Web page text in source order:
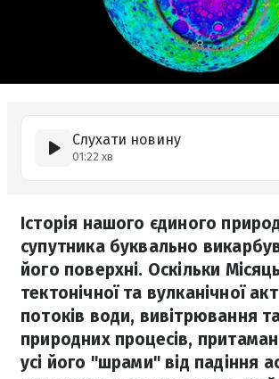
Слухати новину
01:22 хв
Історія нашого єдиного
супутника буквально
його поверхні. Оскільки
тектонічної та вулканічної
потоків води, вивітрювання
природних процесів,
усі його "шрами" від падіння